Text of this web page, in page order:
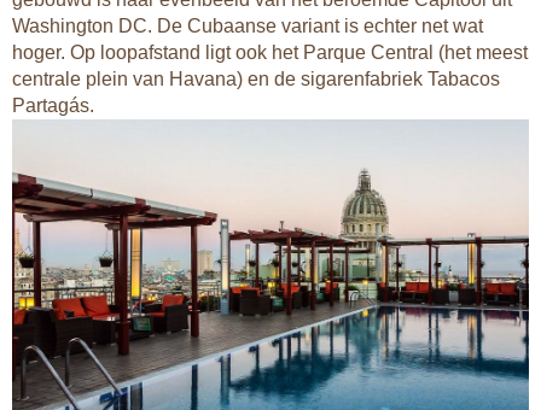
Washington DC. De Cubaanse variant is echter net wat
hoger. Op loopafstand ligt ook het Parque Central (het meest
centrale plein van Havana) en de sigarenfabriek Tabacos
Partagás.